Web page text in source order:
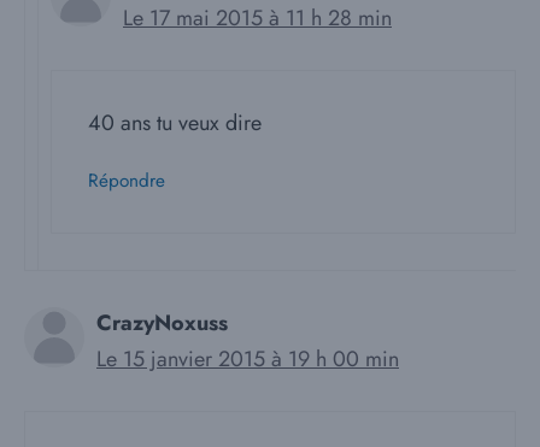
Le 17 mai 2015 à 11 h 28 min
40 ans tu veux dire
Répondre
CrazyNoxuss
Le 15 janvier 2015 à 19 h 00 min